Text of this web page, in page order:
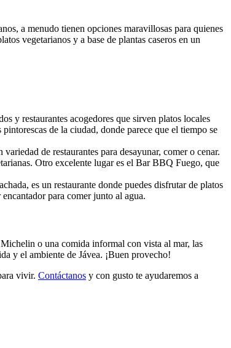
a menudo tienen opciones maravillosas para quienes
vegetarianos y a base de plantas caseros en un
y restaurantes acogedores que sirven platos locales
de la ciudad, donde parece que el tiempo se
de restaurantes para desayunar, comer o cenar.
Otro excelente lugar es el Bar BBQ Fuego, que
es un restaurante donde puedes disfrutar de platos
para comer junto al agua.
o una comida informal con vista al mar, las
y el ambiente de Jávea. ¡Buen provecho!
vivir. Contáctanos y con gusto te ayudaremos a